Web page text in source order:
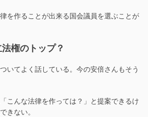
を作ることが出来る国会議員を選ぶことが
権のトップ？
いてよく話している。今の安倍さんもそう
こんな法律を作っては？」と提案できるけ
きない。